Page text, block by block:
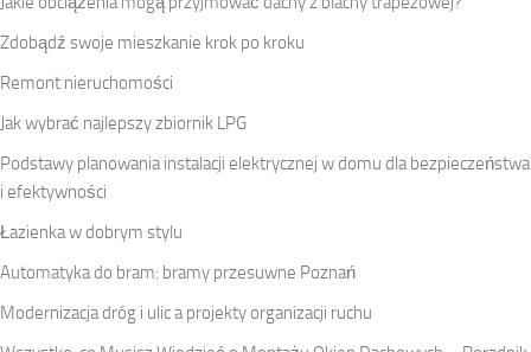
Zdobądź swoje mieszkanie krok po kroku
Remont nieruchomości
Jak wybrać najlepszy zbiornik LPG
Podstawy planowania instalacji elektrycznej w domu dla bezpieczeństwa
i efektywności
Łazienka w dobrym stylu
Automatyka do bram: bramy przesuwne Poznań
Modernizacja dróg i ulic a projekty organizacji ruchu